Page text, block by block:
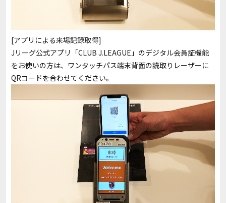
[アプリによる来場記録取得]
Jリーグ公式アプリ「CLUB J.LEAGUE」のデジタル会員証機能
をお使いの方は、ワンタッチパス端末背面の読取りレーザーに
QRコードを合わせてください。